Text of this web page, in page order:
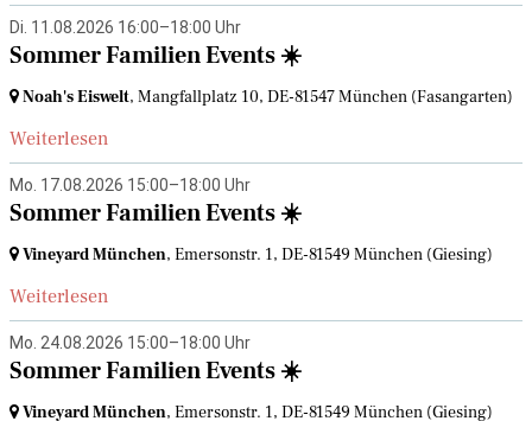
Di. 11.08.2026 16:00–18:00 Uhr
Sommer Familien Events ☀️
Noah's Eiswelt, Mangfallplatz 10, DE-81547 München (Fasangarten)
Weiterlesen
Mo. 17.08.2026 15:00–18:00 Uhr
Sommer Familien Events ☀️
Vineyard München, Emersonstr. 1, DE-81549 München (Giesing)
Weiterlesen
Mo. 24.08.2026 15:00–18:00 Uhr
Sommer Familien Events ☀️
Vineyard München, Emersonstr. 1, DE-81549 München (Giesing)